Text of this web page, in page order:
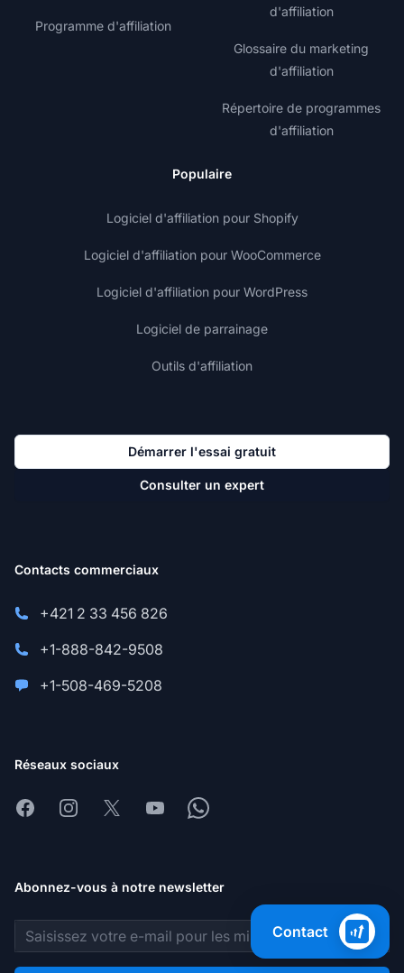
Programme d'affiliation
d'affiliation
Glossaire du marketing
d'affiliation
Répertoire de programmes
d'affiliation
Populaire
Logiciel d'affiliation pour Shopify
Logiciel d'affiliation pour WooCommerce
Logiciel d'affiliation pour WordPress
Logiciel de parrainage
Outils d'affiliation
Démarrer l'essai gratuit
Consulter un expert
Contacts commerciaux
+421 2 33 456 826
+1-888-842-9508
+1-508-469-5208
Réseaux sociaux
FacebookInstagram
X YoutubeWhatsapp
Abonnez-vous à notre newsletter
Adresse e-mail Contact